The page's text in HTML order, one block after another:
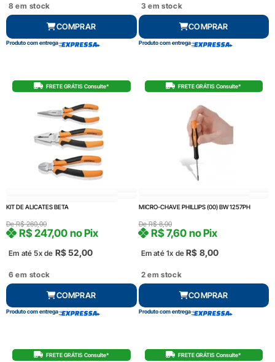
8 em stock
COMPRAR
Produto com entrega
3 em stock
COMPRAR
Produto com entrega
FRETE GRÁTIS Consulte*
KIT DE ALICATES BETA
DeR$260,00
Em até 5x de R$52,00
R$247,00 no Pix
6 em stock
COMPRAR
Produto com entrega
FRETE GRÁTIS Consulte*
MICRO-CHAVE PHILLIPS (00) BW 1257PH
DeR$8,00
Em até 1x de R$ 8,00
R$7,60 no Pix
2 em stock
COMPRAR
Produto com entrega
FRETE GRÁTIS Consulte* FRETE GRÁTIS Consulte*